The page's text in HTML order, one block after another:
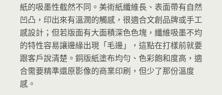
紙的吸墨性截然不同。美術紙纖維長、表面帶有自然
凹凸，印出來有溫潤的觸感，很適合文創品牌或手工
感設計；但若版面有大面積深色色塊，纖維吸墨不均
的特性容易讓邊緣出現「毛邊」，這點在打樣前就要
跟客戶說清楚。銅版紙塗布均勻、色彩飽和度高，適
合需要精準還原影像的商業印刷，但少了那份溫度
感。